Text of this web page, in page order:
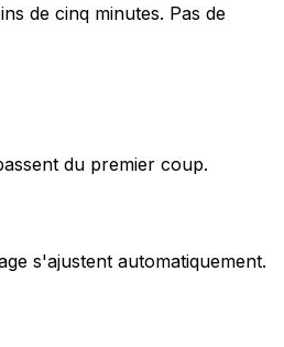
de cinq minutes. Pas de
du premier coup.
s'ajustent automatiquement.